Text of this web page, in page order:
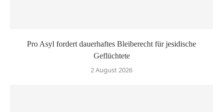
Pro Asyl fordert dauerhaftes Bleiberecht für jesidische
Geflüchtete
2 August 2026